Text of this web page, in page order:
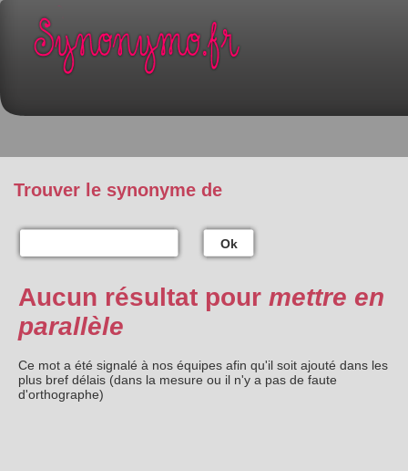
Trouver le synonyme de
Ok
Aucun résultat pour mettre en
parallèle
Ce mot a été signalé à nos équipes afin qu'il soit ajouté dans les
plus bref délais (dans la mesure ou il n'y a pas de faute
d'orthographe)